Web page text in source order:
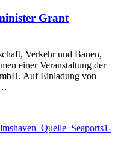
Grant
Verkehr und Bauen,
einer Veranstaltung der
Auf Einladung von
…